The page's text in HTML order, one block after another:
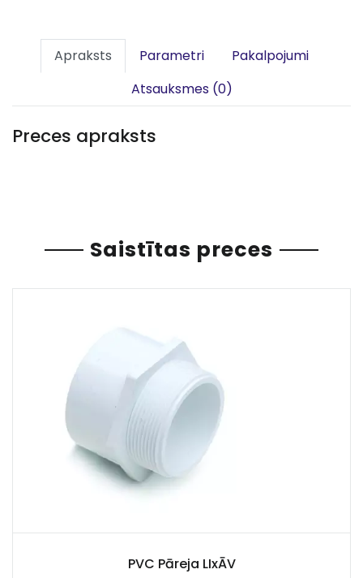
Apraksts Parametri
Pakalpojumi
Atsauksmes (0)
Preces apraksts
Saistītas preces
PVC Pāreja LIxĀV